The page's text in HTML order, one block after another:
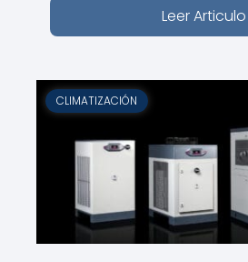
Leer Articulo
CLIMATIZACIÓN